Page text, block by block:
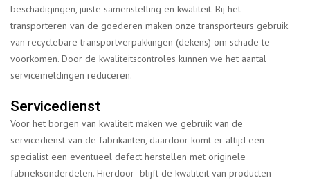
beschadigingen, juiste samenstelling en kwaliteit. Bij het
transporteren van de goederen maken onze transporteurs gebruik
van recyclebare transportverpakkingen (dekens) om schade te
voorkomen. Door de kwaliteitscontroles kunnen we het aantal
servicemeldingen reduceren.
Servicedienst
Voor het borgen van kwaliteit maken we gebruik van de
servicedienst van de fabrikanten, daardoor komt er altijd een
specialist een eventueel defect herstellen met originele
fabrieksonderdelen. Hierdoor blijft de kwaliteit van producten